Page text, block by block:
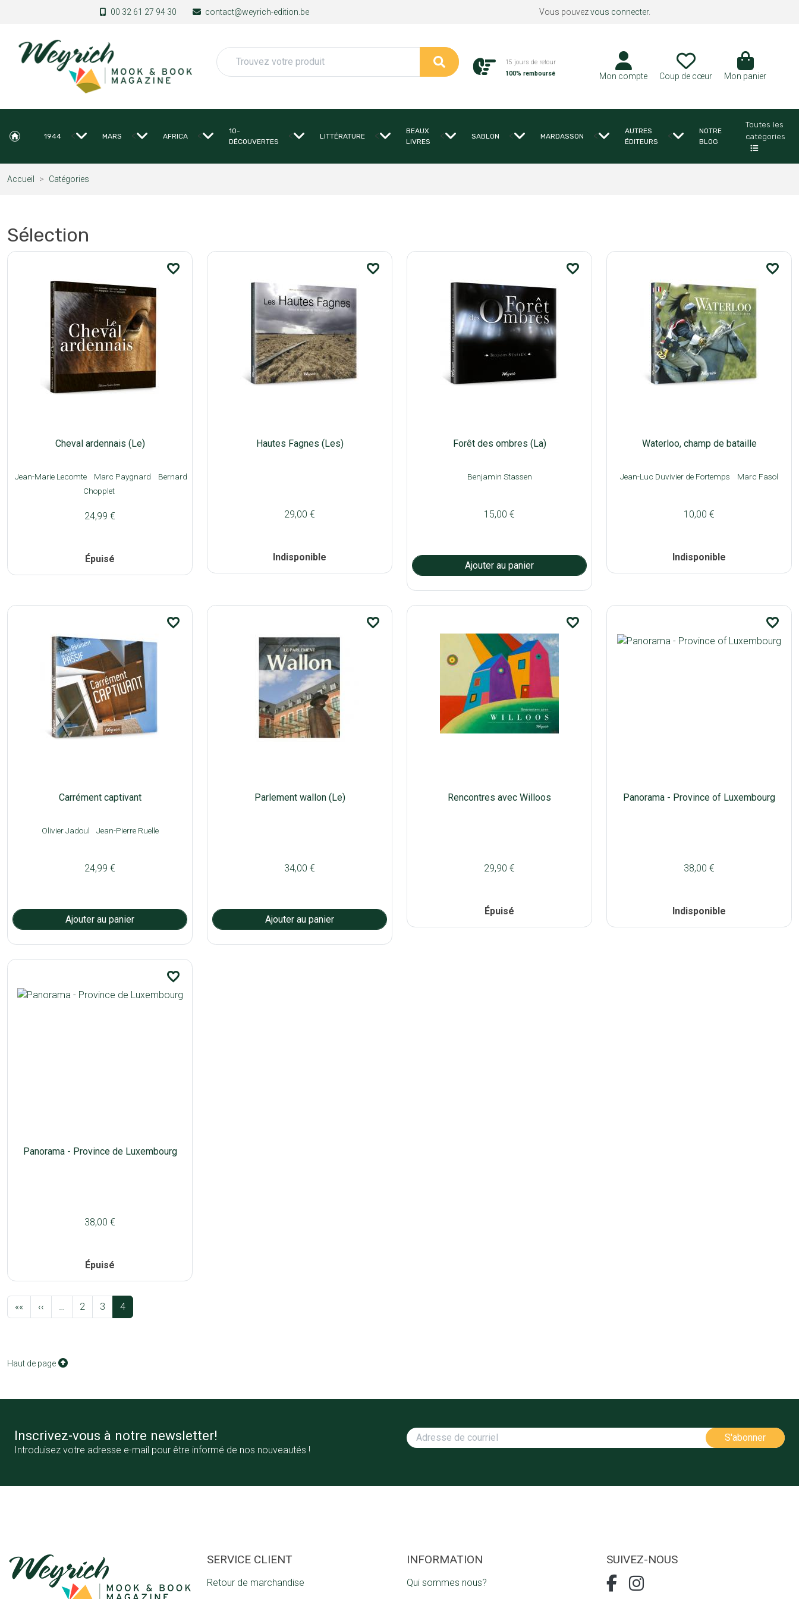
Aller au contenu principal 00 32 61 27 94 30 contact@weyrich-edition.be Vous pouvezvous connecter.
Rechercher
15 jours de retour
100% remboursé
Mon compte Coup de cœur Mon panier
1944 < MARS < AFRICA <
10-
DÉCOUVERTES
< LITTÉRATURE <
BEAUX
LIVRES
< SABLON < MARDASSON <
AUTRES
ÉDITEURS
<
NOTRE
BLOG
Toutes les
catégories
Accueil Catégories
Sélection
favorite_border
Cheval ardennais (Le)
Jean-Marie Lecomte Marc Paygnard
Bernard
Chopplet
24,99 €
Épuisé
favorite_border
Hautes Fagnes (Les)
29,00 €
Indisponible
favorite_border
Forêt des ombres (La)
Benjamin Stassen
15,00 €
favorite_border
Waterloo, champ de bataille
Jean-Luc Duvivier de Fortemps Marc Fasol
10,00 €
Indisponible
favorite_border
Carrément captivant
Olivier Jadoul Jean-Pierre Ruelle
24,99 €
favorite_border
Parlement wallon (Le)
34,00 €
favorite_border
Rencontres avec Willoos
29,90 €
Épuisé
favorite_border
Panorama - Province of Luxembourg
38,00 €
Indisponible
favorite_border
Panorama - Province de Luxembourg
38,00 €
Épuisé
Pagination
««Première page
‹‹ Page précédente
… 2 3 4
Haut de page
Inscrivez-vous à notre newsletter!
Introduisez votre adresse e-mail pour être informé de nos nouveautés !
SERVICE CLIENT
Retour de marchandise
INFORMATION
Qui sommes nous?
SUIVEZ-NOUS